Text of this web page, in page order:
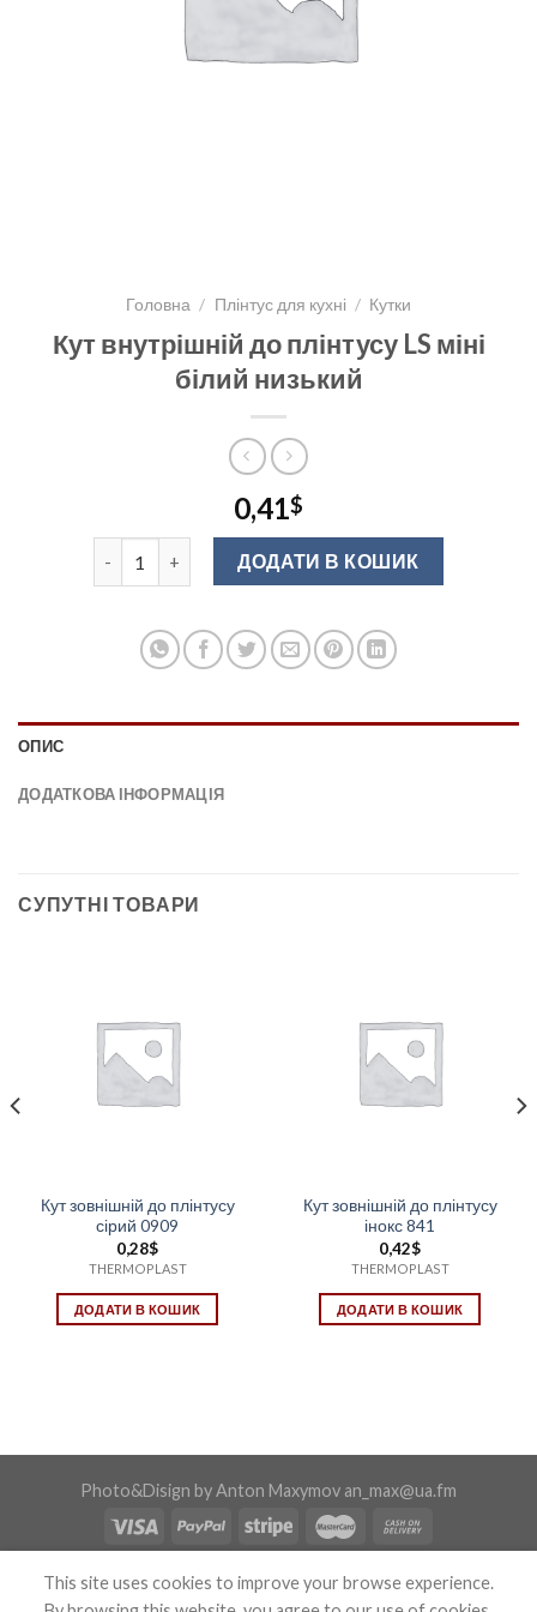
Головна / Плінтус для кухні / Кутки
Кут внутрішній до плінтусу LS міні
білий низький
0,41$
Кут внутрішній до плінтусу LS міні білий низький
ДОДАТИ В КОШИК
ОПИС
ДОДАТКОВА ІНФОРМАЦІЯ
СУПУТНІ ТОВАРИ
Кут зовнішній до плінтусу
сірий 0909
0,28$
THERMOPLAST
ДОДАТИ В КОШИК
Кут зовнішній до плінтусу
інокс 841
0,42$
THERMOPLAST
ДОДАТИ В КОШИК
Photo&Disign by Anton Maxymov an_max@ua.fm
This site uses cookies to improve your browse experience.